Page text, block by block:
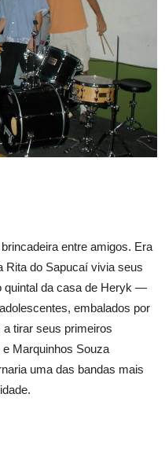
entre amigos. Era
Rita do Sapucaí vivia seus
quintal da casa de Heryk —
embalados por
tirar seus primeiros
Marquinhos Souza
uma das bandas mais